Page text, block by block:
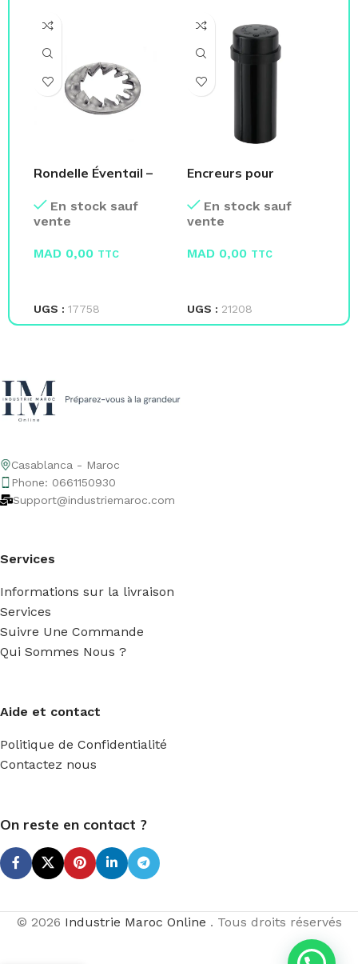
Rondelle Éventail –
En stock sauf
vente
MAD 0,00 TTC
UGS : 17758
Encreurs pour
En stock sauf
vente
MAD 0,00 TTC
UGS : 21208
Casablanca - Maroc
Phone: 0661150930
Support@industriemaroc.com
Services
Informations sur la livraison
Services
Suivre Une Commande
Qui Sommes Nous ?
Aide et contact
Politique de Confidentialité
Contactez nous
On reste en contact ?
© 2026 Industrie Maroc Online . Tous droits réservés